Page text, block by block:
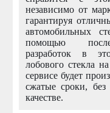
независимо от
гарантируя
автомобильных
помощью
разработок в
лобового стекла
сервисе будет
сжатые сроки,
качестве.